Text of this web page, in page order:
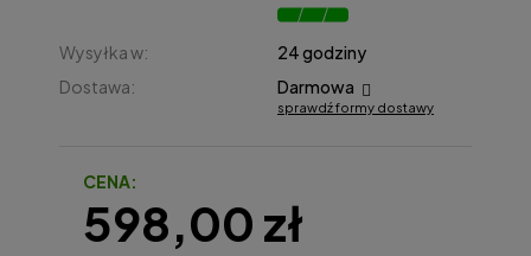
Wysyłka w:
24 godziny
Dostawa:
Darmowa
Cena nie zawiera ewentualnych kosztów płatności
sprawdź formy dostawy
CENA:
598,00 zł